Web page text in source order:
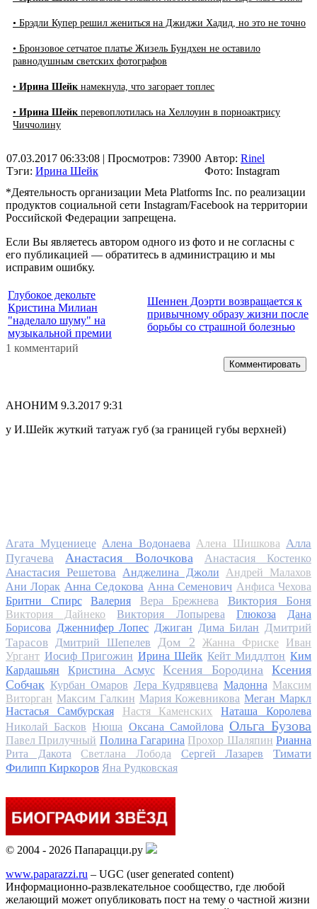
• Брэдли Купер решил жениться на Джиджи Хадид, но это не точно
• Бронзовое сетчатое платье Жизель Бундхен не оставило
равнодушным светских фотографов
• Ирина Шейк намекнула, что загорает топлес
• Ирина Шейк перевоплотилась на Хеллоуин в порноактрису
Чиччолину
07.03.2017 06:33:08 | Просмотров: 73900
Тэги: Ирина Шейк
Автор: Rinel
Фото: Instagram
*Деятельность организации Meta Platforms Inc. по реализации
продуктов социальной сети Instagram/Facebook на территории
Российской Федерации запрещена.
Если Вы являетесь автором одного из фото и не согласны с
его публикацией — обратитесь в администрацию и мы
исправим ошибку.
Глубокое декольте
Кристина Милиан
"наделало шуму" на
музыкальной премии
Шеннен Доэрти возвращается к
привычному образу жизни после
борьбы со страшной болезнью
1 комментарий
Комментировать
АНОНИМ 9.3.2017 9:31
у И.Шейк жуткий татуаж губ (за границей губы верхней)
Агата Муцениеце Алена Водонаева Алена Шишкова Алла
Пугачева
Анастасия Волочкова Анастасия Костенко
Анастасия Решетова Анджелина Джоли
Андрей Малахов
Ани Лорак Анна Седокова Анна Семенович Анфиса Чехова
Бритни Спирс
Валерия Вера Брежнева Виктория Боня
Виктория Дайнеко Виктория Лопырева Глюкоза
Дана
Борисова Дженнифер Лопес Джиган Дима Билан Дмитрий
Тарасов
Дмитрий Шепелев Дом 2 Жанна Фриске
Иван
Ургант Иосиф Пригожин Ирина Шейк Кейт Миддлтон Ким
Кардашьян
Кристина Асмус Ксения Бородина
Ксения
Собчак Курбан Омаров Лера Кудрявцева Мадонна Максим
Виторган Максим Галкин Мария Кожевникова Меган Маркл
Настасья Самбурская
Настя Каменских
Наташа Королева
Николай Басков Нюша Оксана Самойлова Ольга Бузова
Павел Прилучный Полина Гагарина Прохор Шаляпин Рианна
Рита Дакота
Светлана Лобода Сергей Лазарев
Тимати
Филипп Киркоров Яна Рудковская
© 2004 - 2026 Папарацци.ру
www.paparazzi.ru – UGC (user generated content)
Информационно-развлекательное сообщество, где любой
желающий может опубликовать пост на тему о частной жизни